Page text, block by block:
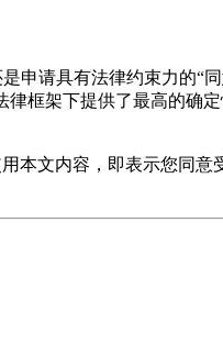
申请具有法律约束力的“
框架下提供了最高的确
本文内容，即表示您同意